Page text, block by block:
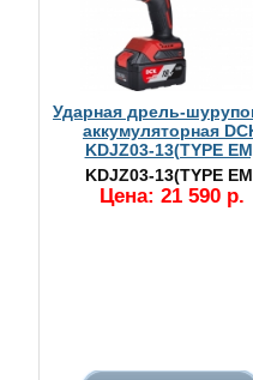
Ударная дрель-
аккумуляторная
KDJZ03-13(TYPE
KDJZ03-13(TYPE
Цена: 21 590 р.